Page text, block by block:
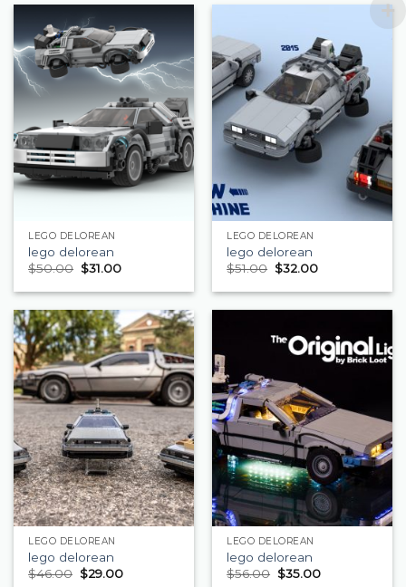
LEGO DELOREAN
lego delorean
$50.00 $31.00
LEGO DELOREAN
lego delorean
$51.00 $32.00
LEGO DELOREAN
lego delorean
$46.00 $29.00
LEGO DELOREAN
lego delorean
$56.00 $35.00